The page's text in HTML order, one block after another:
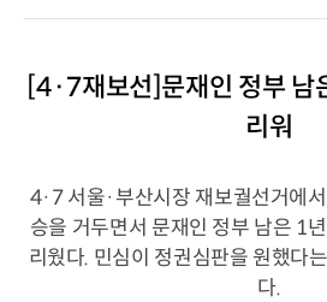
[4·7재보선]문재인 정부 남
리워
4·7 서울·부산시장 재보궐선거에
승을 거두면서 문재인 정부 남은 1
리웠다. 민심이 정권심판을 원했다
다.